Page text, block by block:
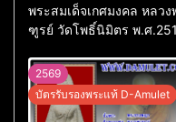
พระสมเด็จเกศมงคล หลวง
ฑูรย์ วัดโพธิ์นิมิตร พ.ศ
2569
บัตรรับรองพระแท้ D-Amulet